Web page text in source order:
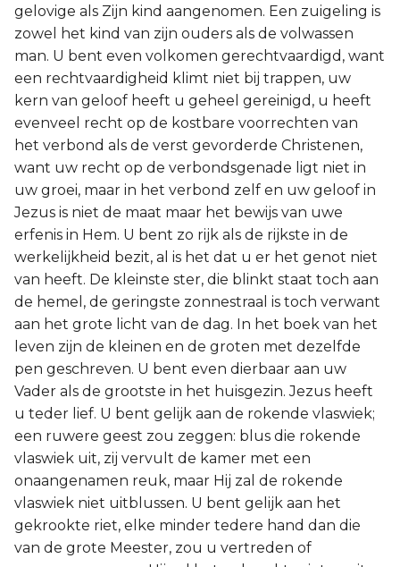
gelovige als Zijn kind aangenomen. Een zuigeling is
zowel het kind van zijn ouders als de volwassen
man. U bent even volkomen gerechtvaardigd, want
een rechtvaardigheid klimt niet bij trappen, uw
kern van geloof heeft u geheel gereinigd, u heeft
evenveel recht op de kostbare voorrechten van
het verbond als de verst gevorderde Christenen,
want uw recht op de verbondsgenade ligt niet in
uw groei, maar in het verbond zelf en uw geloof in
Jezus is niet de maat maar het bewijs van uwe
erfenis in Hem. U bent zo rijk als de rijkste in de
werkelijkheid bezit, al is het dat u er het genot niet
van heeft. De kleinste ster, die blinkt staat toch aan
de hemel, de geringste zonnestraal is toch verwant
aan het grote licht van de dag. In het boek van het
leven zijn de kleinen en de groten met dezelfde
pen geschreven. U bent even dierbaar aan uw
Vader als de grootste in het huisgezin. Jezus heeft
u teder lief. U bent gelijk aan de rokende vlaswiek;
een ruwere geest zou zeggen: blus die rokende
vlaswiek uit, zij vervult de kamer met een
onaangenamen reuk, maar Hij zal de rokende
vlaswiek niet uitblussen. U bent gelijk aan het
gekrookte riet, elke minder tedere hand dan die
van de grote Meester, zou u vertreden of